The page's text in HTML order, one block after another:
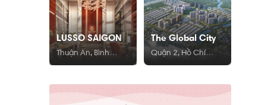
LUSSO SAIGON
Thuận An, Bình
Dương
The Global City
Quận 2, Hồ Chí
Minh